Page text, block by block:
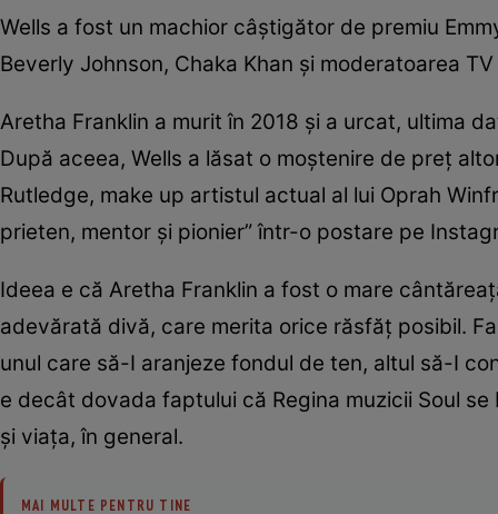
Wells a fost un machior câștigător de premiu
Beverly Johnson, Chaka Khan și moderatoarea
Aretha Franklin a murit în 2018 și a urcat, ultima
După aceea, Wells a lăsat o moștenire de preț
Rutledge, make up artistul actual al lui Oprah
prieten, mentor și pionier” într-o postare pe
Ideea e că Aretha Franklin a fost o mare
adevărată divă, care merita orice răsfăț posibil.
unul care să-I aranjeze fondul de ten, altul să-I
e decât dovada faptului că Regina muzicii Soul
și viața, în general.
MAI MULTE PENTRU TINE